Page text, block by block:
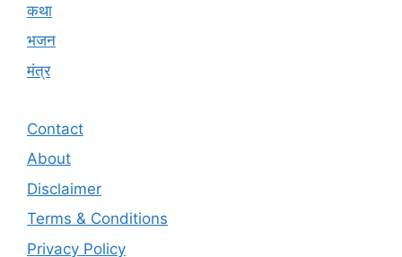
कथा
भजन
मंत्र
Contact
About
Disclaimer
Terms & Conditions
Privacy Policy